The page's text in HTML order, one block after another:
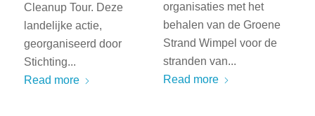
Cleanup Tour. Deze
landelijke actie,
georganiseerd door
Stichting...
Read more
organisaties met het
behalen van de Groene
Strand Wimpel voor de
stranden van...
Read more